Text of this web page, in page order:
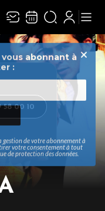
abonnant à
:
de votre abonnement à
votre consentement à tout
de protection des données.
58 00 10